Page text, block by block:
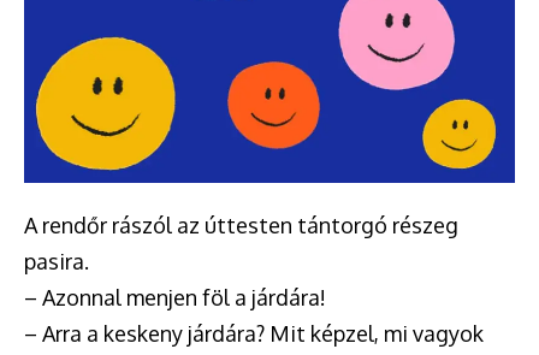
A rendőr rászól az úttesten tántorgó részeg
pasira.
– Azonnal menjen föl a járdára!
– Arra a keskeny járdára? Mit képzel, mi vagyok